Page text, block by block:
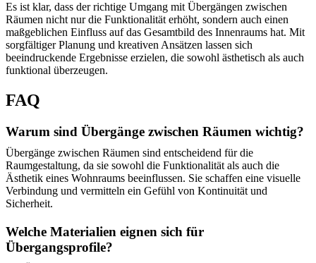
Es ist klar, dass der richtige Umgang mit Übergängen zwischen
Räumen nicht nur die Funktionalität erhöht, sondern auch einen
maßgeblichen Einfluss auf das Gesamtbild des Innenraums hat. Mit
sorgfältiger Planung und kreativen Ansätzen lassen sich
beeindruckende Ergebnisse erzielen, die sowohl ästhetisch als auch
funktional überzeugen.
FAQ
Warum sind Übergänge zwischen Räumen wichtig?
Übergänge zwischen Räumen sind entscheidend für die
Raumgestaltung, da sie sowohl die Funktionalität als auch die
Ästhetik eines Wohnraums beeinflussen. Sie schaffen eine visuelle
Verbindung und vermitteln ein Gefühl von Kontinuität und
Sicherheit.
Welche Materialien eignen sich für
Übergangsprofile?